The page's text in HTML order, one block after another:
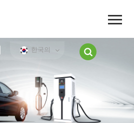
한국의